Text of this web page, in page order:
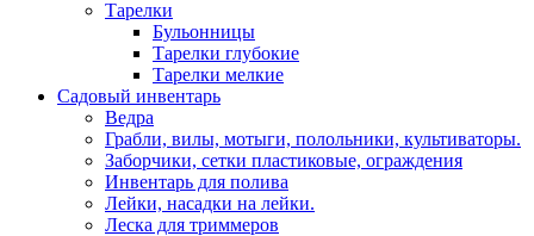
Тарелки
Бульонницы
Тарелки глубокие
Тарелки мелкие
Садовый инвентарь
Ведра
Грабли, вилы, мотыги, полольники, культиваторы.
Заборчики, сетки пластиковые, ограждения
Инвентарь для полива
Лейки, насадки на лейки.
Леска для триммеров